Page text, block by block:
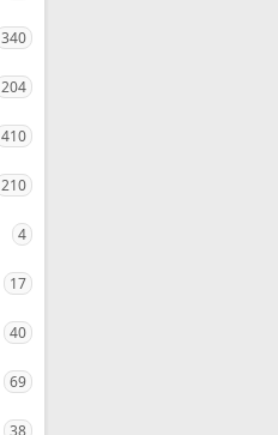
340
204
410
210
4
17
40
69
38